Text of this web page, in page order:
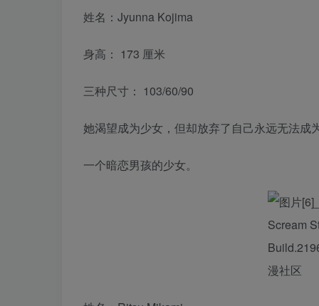
姓名：Jyunna Kojima
身高： 173 厘米
三种尺寸： 103/60/90
她渴望成为少女，但却放弃了自己永远无法成
一个暗恋男孩的少女。